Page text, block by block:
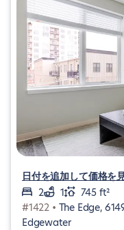
日付を追加して価格を
2
1
745 ft²
#1422 • The Edge,
Edgewater